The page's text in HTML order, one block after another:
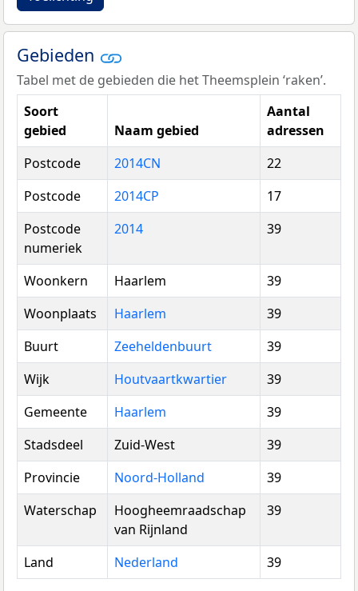
Gebieden
Tabel met de gebieden die het Theemsplein ‘raken’.
Soort
gebied
Naam gebied
Aantal
adressen
Postcode
2014CN
22
Postcode
2014CP
17
Postcode
numeriek
2014 39
Woonkern Haarlem
39
Woonplaats
Haarlem
39
Buurt
Zeeheldenbuurt
39
Wijk
Houtvaartkwartier
39
Gemeente
Haarlem
39
Stadsdeel
Zuid-West
39
Provincie
Noord-Holland
39
Waterschap
Hoogheemraadschap
van Rijnland
39
Land Nederland 39